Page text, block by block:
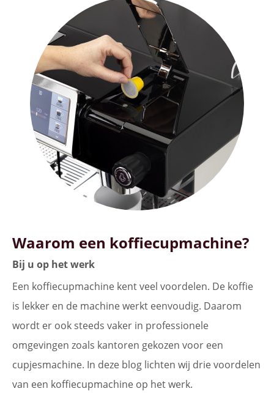
Waarom een koffiecupmachine?
Bij u op het werk
Een koffiecupmachine kent veel voordelen. De koffie
is lekker en de machine werkt eenvoudig. Daarom
wordt er ook steeds vaker in professionele
omgevingen zoals kantoren gekozen voor een
cupjesmachine. In deze blog lichten wij drie voordelen
van een koffiecupmachine op het werk.